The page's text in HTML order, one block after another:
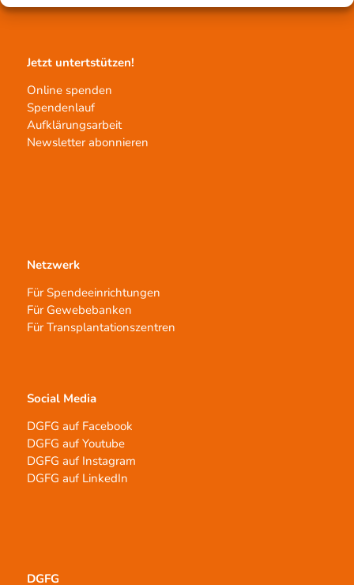
Jetzt untertstützen!
Online spenden
Spendenlauf
Aufklärungsarbeit
Newsletter abonnieren
Netzwerk
Für Spendeeinrichtungen
Für Gewebebanken
Für Transplantationszentren
Social Media
DGFG auf Facebook
DGFG auf Youtube
DGFG auf Instagram
DGFG auf LinkedIn
DGFG